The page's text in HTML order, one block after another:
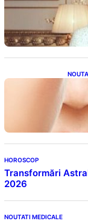
din
HOROSCOP
Transformări
2026
NOUTATI MEDICALE